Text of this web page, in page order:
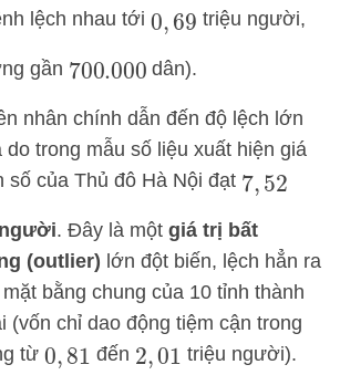
lệch nhau tới 0, 69 triệu người,
gần 700.000dân).
nhân chính dẫn đến độ lệch lớn
do trong mẫu số liệu xuất hiện giá
số của Thủ đô Hà Nội đạt 7, 52
. Đây là một giá trị bất
(outlier) lớn đột biến, lệch hẳn ra
bằng chung của 10 tỉnh thành
(vốn chỉ dao động tiệm cận trong
từ 0, 81 đến 2,01 triệu người).